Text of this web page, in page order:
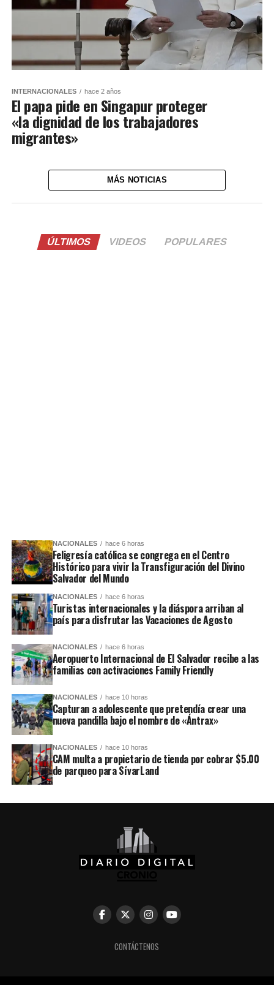
INTERNACIONALES hace 2 años
El papa pide en Singapur proteger
«la dignidad de los trabajadores
migrantes»
MÁS NOTICIAS
ÚLTIMOS VIDEOS POPULARES
NACIONALES hace 6 horas
Feligresía católica se congrega en el Centro
Histórico para vivir la Transfiguración del Divino
Salvador del Mundo
NACIONALES hace 6 horas
Turistas internacionales y la diáspora arriban al
país para disfrutar las Vacaciones de Agosto
NACIONALES hace 6 horas
Aeropuerto Internacional de El Salvador recibe a las
familias con activaciones Family Friendly
NACIONALES hace 10 horas
Capturan a adolescente que pretendía crear una
nueva pandilla bajo el nombre de «Ántrax»
NACIONALES hace 10 horas
CAM multa a propietario de tienda por cobrar $5.00
de parqueo para SívarLand
CONTÁCTENOS